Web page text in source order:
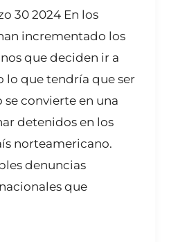
30 2024 En los
incrementado los
que deciden ir a
lo que tendría que ser
convierte en una
detenidos en los
norteamericano.
denuncias
que